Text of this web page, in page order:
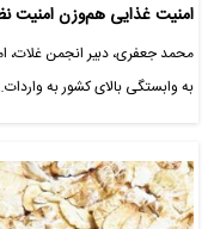
امنیت غذایی هم‌وزن امنیت
محمد جعفری، دبیر انجمن غلات،
به وابستگی بالای کشور به